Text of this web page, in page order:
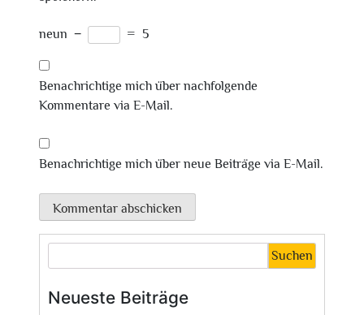
neun − = 5
Benachrichtige mich über nachfolgende
Kommentare via E-Mail.
Benachrichtige mich über neue Beiträge via E-Mail.
Suchen
Neueste Beiträge